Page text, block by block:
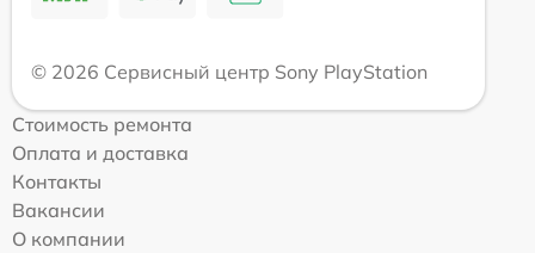
© 2026 Сервисный центр Sony PlayStation
Стоимость ремонта
Оплата и доставка
Контакты
Вакансии
О компании